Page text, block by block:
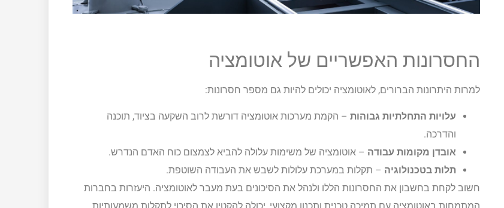
החסרונות האפשריים של אוטומציה
למרות היתרונות הברורים, לאוטומציה יכולים להיות גם מספר חסרונות:
עלויות התחלתיות גבוהות – הקמת מערכות אוטומציה דורשת לרוב השקעה בציוד, תוכנה
והדרכה.
אובדן מקומות עבודה – אוטומציה של משימות עלולה להביא לצמצום כוח האדם הנדרש.
תלות בטכנולוגיה – תקלות במערכת עלולות לשבש את העבודה השוטפת.
חשוב לקחת בחשבון את החסרונות הללו ולנהל את הסיכונים בעת מעבר לאוטומציה. היעזרות בחברות